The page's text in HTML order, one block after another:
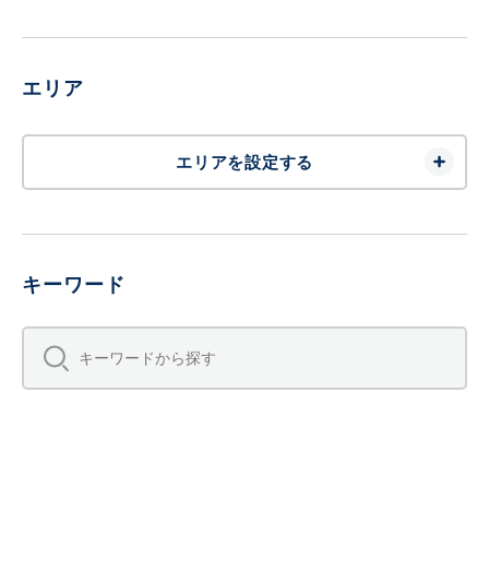
エリア
エリアを設定する
キーワード